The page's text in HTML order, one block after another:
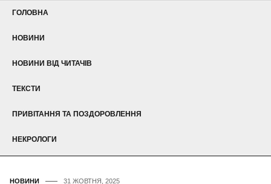
ГОЛОВНА
НОВИНИ
НОВИНИ ВІД ЧИТАЧІВ
ТЕКСТИ
ПРИВІТАННЯ ТА ПОЗДОРОВЛЕННЯ
НЕКРОЛОГИ
НОВИНИ 31 ЖОВТНЯ, 2025